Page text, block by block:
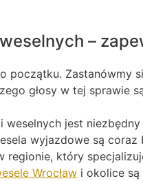
–
początku. Zastanówmy
głosy w tej sprawie
weselnych jest
wyjazdowe są coraz
regionie, który
Wrocław i okolice